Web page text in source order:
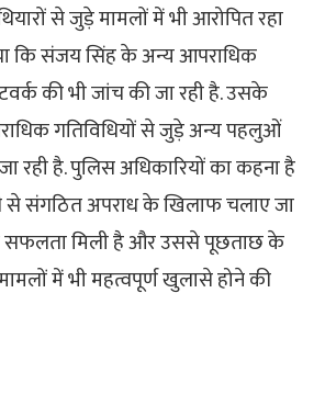
से जुड़े मामलों में भी आरोपित रहा
कि संजय सिंह के अन्य आपराधिक
की भी जांच की जा रही है. उसके
गतिविधियों से जुड़े अन्य पहलुओं
रही है. पुलिस अधिकारियों का कहना है
से संगठित अपराध के खिलाफ चलाए जा
सफलता मिली है और उससे पूछताछ के
में भी महत्वपूर्ण खुलासे होने की